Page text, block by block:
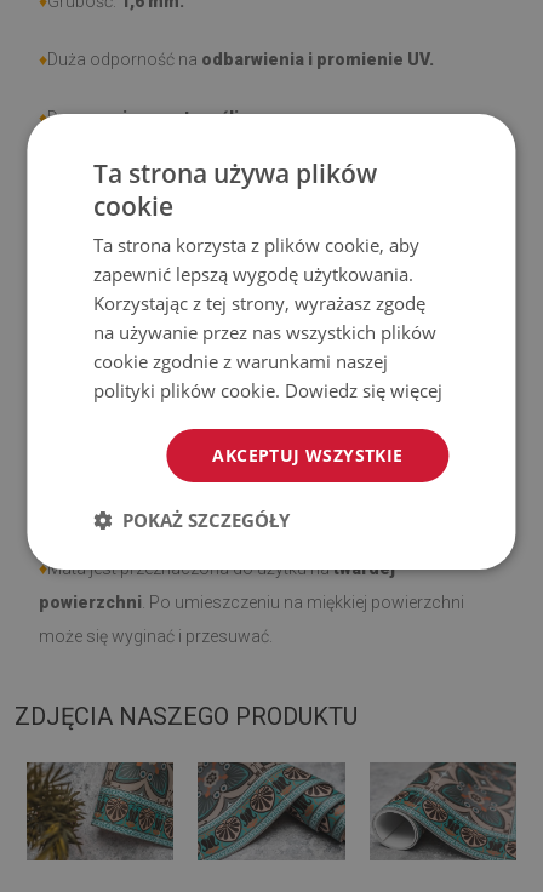
♦Duża odporność na odbarwienia i promienie UV.
♦Dywanynie są antypoślizgowe;
Produktłatwy w czyszczeniu,odporny na plamy i wodę.
Prosimy pamiętać, że uszkodzenia powstałe przy
użytkowaniu wynikające z upływu czasu (np. przetarcia) nie
podlegają reklamacjom.
Jak dbać o produkt?
Regularnie wietrz dolną warstwę dywanu.
♦Mata jest przeznaczona do użytku natwardej
powierzchni . Po umieszczeniu na miękkiej powierzchni
może się wyginać i przesuwać.
ZDJĘCIA NASZEGO PRODUKTU
Ta strona używa plików
cookie
Ta strona korzysta z plików cookie, aby
zapewnić lepszą wygodę użytkowania.
Korzystając z tej strony, wyrażasz zgodę
na używanie przez nas wszystkich plików
cookie zgodnie z warunkami naszej
polityki plików cookie. Dowiedz się więcej
AKCEPTUJ WSZYSTKIE
POKAŻ SZCZEGÓŁY